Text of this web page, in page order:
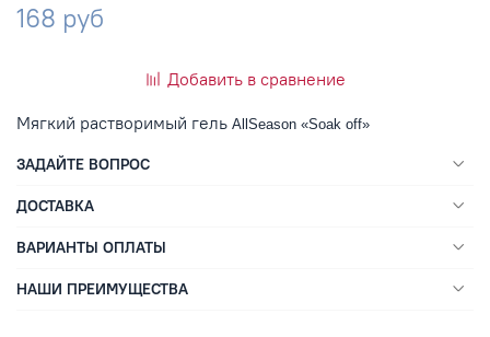
168 руб
Добавить в сравнение
ЗАДАЙТЕ ВОПРОС
ДОСТАВКА
ВАРИАНТЫ ОПЛАТЫ
НАШИ ПРЕИМУЩЕСТВА
Мягкий растворимый гель AllSeason «Soak off»